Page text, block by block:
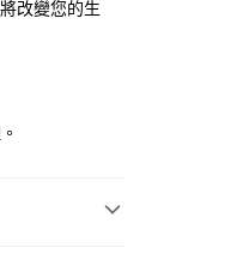
改變您的生